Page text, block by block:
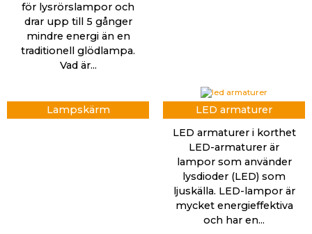
för lysrörslampor och
drar upp till 5 gånger
mindre energi än en
traditionell glödlampa.
Vad är...
Lampskärm
LED armaturer
LED armaturer i korthet
LED-armaturer är
lampor som använder
lysdioder (LED) som
ljuskälla. LED-lampor är
mycket energieffektiva
och har en...